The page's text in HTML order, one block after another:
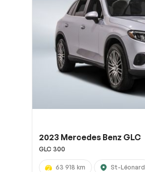
2023 Mercedes Benz GLC
GLC 300
63 918 km St-Léonard